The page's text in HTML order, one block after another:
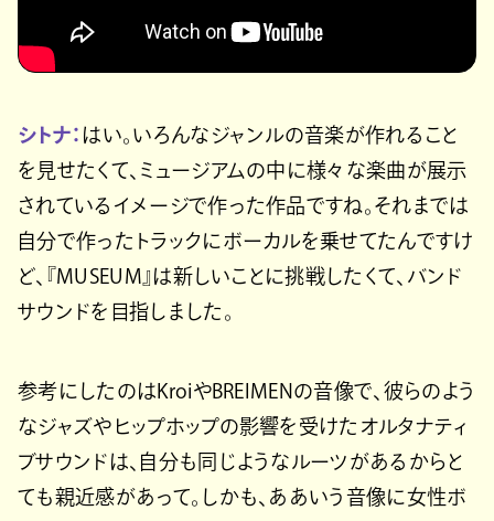
シトナ： はい。いろんなジャンルの音楽が作れること
を見せたくて、ミュージアムの中に様々な楽曲が展示
されているイメージで作った作品ですね。それまでは
自分で作ったトラックにボーカルを乗せてたんですけ
ど、『MUSEUM』は新しいことに挑戦したくて、バンド
サウンドを目指しました。
参考にしたのはKroiやBREIMENの音像で、彼らのよう
なジャズやヒップホップの影響を受けたオルタナティ
ブサウンドは、自分も同じようなルーツがあるからと
ても親近感があって。しかも、ああいう音像に女性ボ